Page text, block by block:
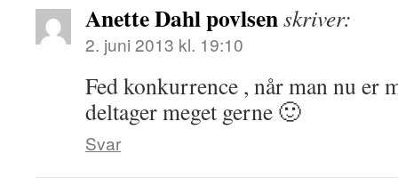
Anette Dahl povlsenskriver:
2. juni 2013 kl. 19:10
Fed konkurrence , når man nu er
deltager meget gerne 🙂
Svar